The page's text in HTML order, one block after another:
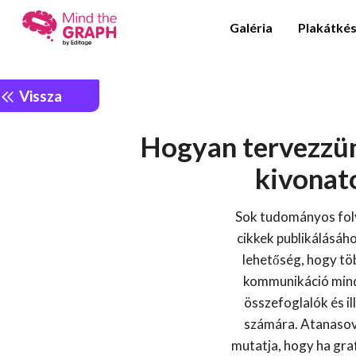
Galéria
Vissza
Hogyan
Sok tudományos
cikkek
lehetőség, hogy
kommunikáció
összefoglalók és
számára.
mutatja, hogy ha